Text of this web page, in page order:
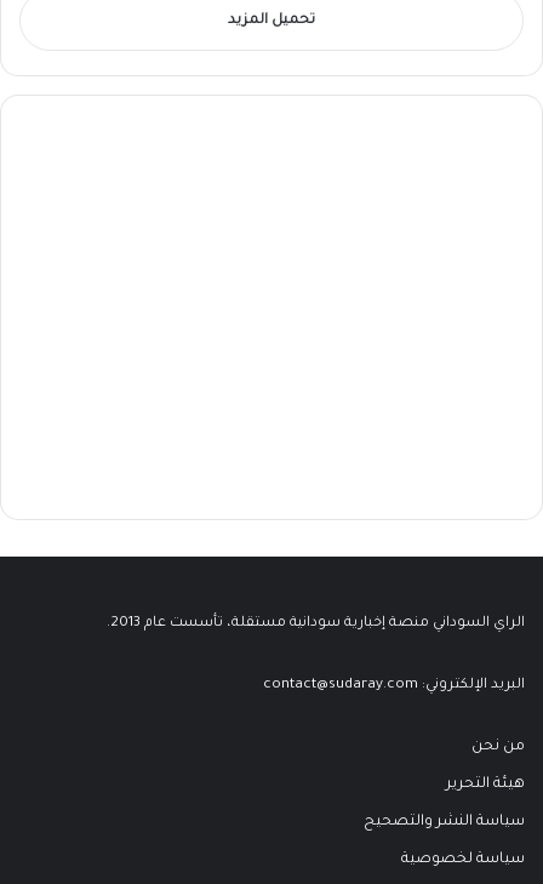
تحميل المزيد
الراي السوداني منصة إخبارية سودانية مستقلة، تأسست عام 2013.
البريد الإلكتروني: contact@sudaray.com
من نحن
هيئة التحرير
سياسة النشر والتصحيح
سياسة لخصوصية